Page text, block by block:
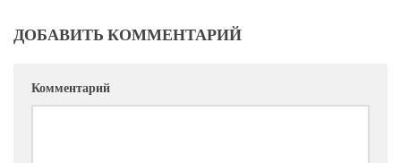
ДОБАВИТЬ КОММЕНТАРИЙ
Комментарий